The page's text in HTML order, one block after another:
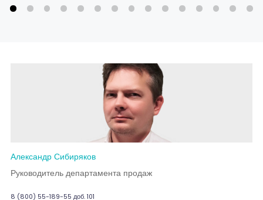
Александр Сибиряков
Руководитель департамента продаж
8 (800) 55-189-55 доб. 101